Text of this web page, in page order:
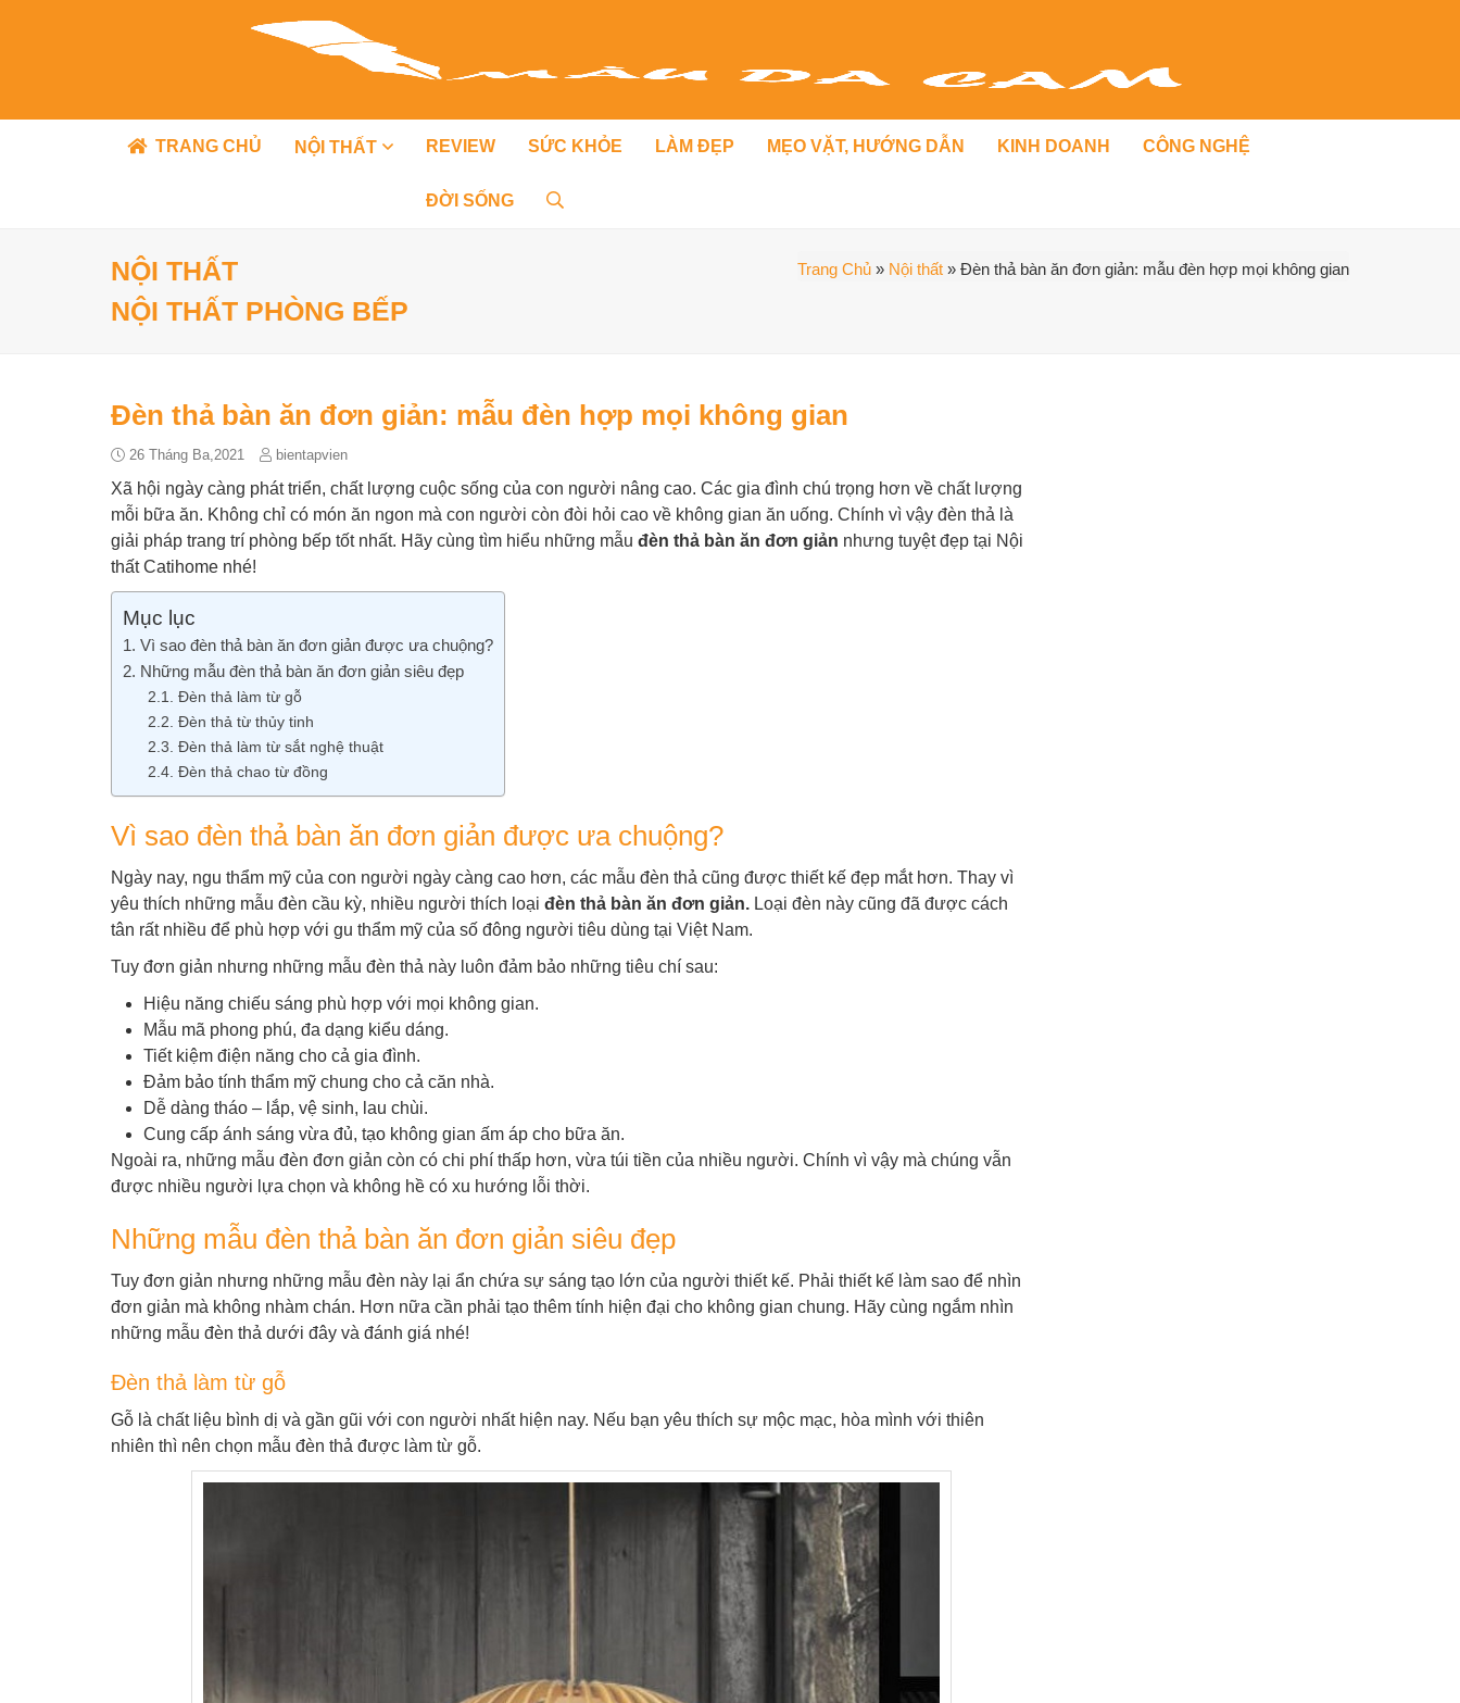
TRANG CHỦ NỘI THẤT REVIEW SỨC KHỎE LÀM ĐẸP MẸO VẶT, HƯỚNG DẪN KINH DOANH CÔNG NGHỆ
ĐỜI SỐNG
NỘI THẤT
NỘI THẤT PHÒNG BẾP
Trang Chủ » Nội thất » Đèn thả bàn ăn đơn giản: mẫu đèn hợp mọi không gian
Đèn thả bàn ăn đơn giản: mẫu đèn hợp mọi không gian
26 Tháng Ba,2021 bientapvien
Xã hội ngày càng phát triển, chất lượng cuộc sống của con người nâng cao. Các gia đình chú trọng hơn về chất lượng
mỗi bữa ăn. Không chỉ có món ăn ngon mà con người còn đòi hỏi cao về không gian ăn uống. Chính vì vậy đèn thả là
giải pháp trang trí phòng bếp tốt nhất. Hãy cùng tìm hiểu những mẫu đèn thả bàn ăn đơn giản nhưng tuyệt đẹp tại Nội
thất Catihome nhé!
Mục lục
Vì sao đèn thả bàn ăn đơn giản được ưa chuộng?
Những mẫu đèn thả bàn ăn đơn giản siêu đẹp
Đèn thả làm từ gỗ
Đèn thả từ thủy tinh
Đèn thả làm từ sắt nghệ thuật
Đèn thả chao từ đồng
Vì sao đèn thả bàn ăn đơn giản được ưa chuộng?
Ngày nay, ngu thẩm mỹ của con người ngày càng cao hơn, các mẫu đèn thả cũng được thiết kế đẹp mắt hơn. Thay vì
yêu thích những mẫu đèn cầu kỳ, nhiều người thích loại đèn thả bàn ăn đơn giản. Loại đèn này cũng đã được cách
tân rất nhiều để phù hợp với gu thẩm mỹ của số đông người tiêu dùng tại Việt Nam.
Tuy đơn giản nhưng những mẫu đèn thả này luôn đảm bảo những tiêu chí sau:
Hiệu năng chiếu sáng phù hợp với mọi không gian.
Mẫu mã phong phú, đa dạng kiểu dáng.
Tiết kiệm điện năng cho cả gia đình.
Đảm bảo tính thẩm mỹ chung cho cả căn nhà.
Dễ dàng tháo – lắp, vệ sinh, lau chùi.
Cung cấp ánh sáng vừa đủ, tạo không gian ấm áp cho bữa ăn.
Ngoài ra, những mẫu đèn đơn giản còn có chi phí thấp hơn, vừa túi tiền của nhiều người. Chính vì vậy mà chúng vẫn
được nhiều người lựa chọn và không hề có xu hướng lỗi thời.
Những mẫu đèn thả bàn ăn đơn giản siêu đẹp
Tuy đơn giản nhưng những mẫu đèn này lại ẩn chứa sự sáng tạo lớn của người thiết kế. Phải thiết kế làm sao để nhìn
đơn giản mà không nhàm chán. Hơn nữa cần phải tạo thêm tính hiện đại cho không gian chung. Hãy cùng ngắm nhìn
những mẫu đèn thả dưới đây và đánh giá nhé!
Đèn thả làm từ gỗ
Gỗ là chất liệu bình dị và gần gũi với con người nhất hiện nay. Nếu bạn yêu thích sự mộc mạc, hòa mình với thiên
nhiên thì nên chọn mẫu đèn thả được làm từ gỗ.